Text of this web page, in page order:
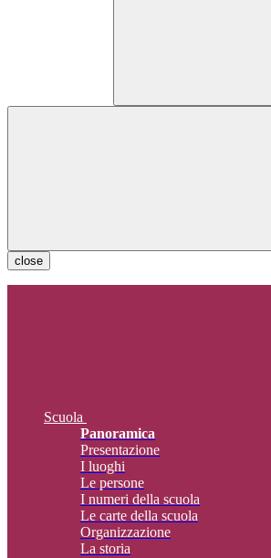
close
Scuola
Panoramica
Presentazione
I luoghi
Le persone
I numeri della scuola
Le carte della scuola
Organizzazione
La storia